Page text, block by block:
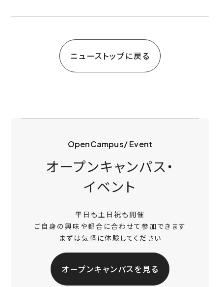
ニューストップに戻る
OpenCampus/ Event
オープンキャンパス・
イベント
平日も土日祝も開催
ご自身の興味や都合に合わせて参加できます
まずは気軽に体験してください
オープンキャンパスを見る